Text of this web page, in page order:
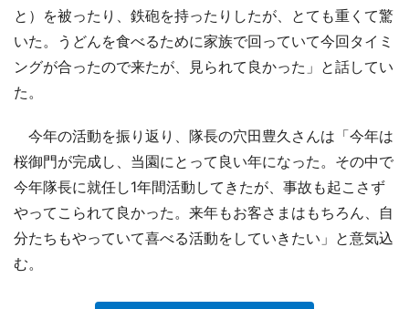
と）を被ったり、鉄砲を持ったりしたが、とても重くて驚
いた。うどんを食べるために家族で回っていて今回タイミ
ングが合ったので来たが、見られて良かった」と話してい
た。
今年の活動を振り返り、隊長の穴田豊久さんは「今年は
桜御門が完成し、当園にとって良い年になった。その中で
今年隊長に就任し1年間活動してきたが、事故も起こさず
やってこられて良かった。来年もお客さまはもちろん、自
分たちもやっていて喜べる活動をしていきたい」と意気込
む。